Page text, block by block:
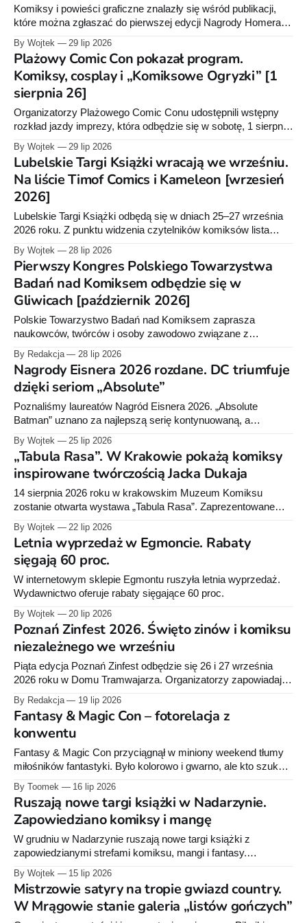
Komiksy i powieści graficzne znalazły się wśród publikacji,
które można zgłaszać do pierwszej edycji Nagrody Homera.
Nowy konkurs ma wyróżniać polskich autorów
opowiadających o historii w atrakcyjnej, literackiej formie.
By Wojtek 29 lip 2026
Plażowy Comic Con pokazał program.
Komiksy, cosplay i „Komiksowe Ogryzki” [1
sierpnia 26]
Organizatorzy Plażowego Comic Conu udostępnili wstępny
rozkład jazdy imprezy, która odbędzie się w sobotę, 1 sierpnia,
w Zaniemyślu. W programie znalazły się spotkania z
twórcami, warsztaty, konkurs cosplay i prelekcja poświęcona
filmowemu uniwersum Marvela.
By Wojtek 29 lip 2026
Lubelskie Targi Książki wracają we wrześniu.
Na liście Timof Comics i Kameleon [wrzesień
2026]
Lubelskie Targi Książki odbędą się w dniach 25–27 września
2026 roku. Z punktu widzenia czytelników komiksów lista
wystawców jest na razie dość krótka, ale do imprezy
pozostały jeszcze niemal dwa miesiące.
By Wojtek 28 lip 2026
Pierwszy Kongres Polskiego Towarzystwa
Badań nad Komiksem odbędzie się w
Gliwicach [październik 2026]
Polskie Towarzystwo Badań nad Komiksem zaprasza
naukowców, twórców i osoby zawodowo związane z
komiksem na swój pierwszy kongres. Wydarzenie odbędzie
się 8 i 9 października 2026 roku w Gliwicach. Zgłoszenia
wystąpień można przesyłać do 15 sierpnia.
By Redakcja 28 lip 2026
Nagrody Eisnera 2026 rozdane. DC triumfuje
dzięki seriom „Absolute”
Poznaliśmy laureatów Nagród Eisnera 2026. „Absolute
Batman” uznano za najlepszą serię kontynuowaną, a
„Absolute Martian Manhunter” wygrał w kategorii miniserii. DC
Comics zdobyło nagrody w dziesięciu kategoriach.
By Wojtek 25 lip 2026
„Tabula Rasa”. W Krakowie pokażą komiksy
inspirowane twórczością Jacka Dukaja
14 sierpnia 2026 roku w krakowskim Muzeum Komiksu
zostanie otwarta wystawa „Tabula Rasa”. Zaprezentowane
zostaną na niej krótkie komiksy stworzone przez studentów
ukraińskiej akademii sztuk pięknych, inspirowane
opowiadaniami Jacka Dukaja.
By Wojtek 22 lip 2026
Letnia wyprzedaż w Egmoncie. Rabaty
sięgają 60 proc.
W internetowym sklepie Egmontu ruszyła letnia wyprzedaż.
Wydawnictwo oferuje rabaty sięgające 60 proc.
By Wojtek 20 lip 2026
Poznań Zinfest 2026. Święto zinów i komiksu
niezależnego we wrześniu
Piąta edycja Poznań Zinfest odbędzie się 26 i 27 września
2026 roku w Domu Tramwajarza. Organizatorzy zapowiadają
targi niezależnych publikacji, warsztaty, prelekcje, pokazy
filmowe i koncerty. Ruszyła także zbiórka na sfinansowanie
wydarzenia.
By Redakcja 19 lip 2026
Fantasy & Magic Con – fotorelacja z
konwentu
Fantasy & Magic Con przyciągnął w miniony weekend tłumy
miłośników fantastyki. Było kolorowo i gwarno, ale kto szukał
stoisk wydawnictw książkowych i komiksowych, mógł poczuć
niedosyt. Zobaczcie, jak wyglądała impreza.
By Toomek 16 lip 2026
Ruszają nowe targi książki w Nadarzynie.
Zapowiedziano komiksy i mangę
W grudniu w Nadarzynie ruszają nowe targi książki z
zapowiedzianymi strefami komiksu, mangi i fantasy.
Organizator liczy na 90 wystawców i 5 tys. odwiedzających.
Nabór stoisk już trwa - i to może być ciekawa opcja dla
małych wydawców oraz self-publisherów.
By Wojtek 15 lip 2026
Mistrzowie satyry na tropie gwiazd country.
W Mrągowie stanie galeria „listów gończych”